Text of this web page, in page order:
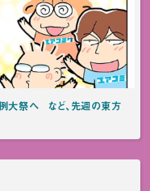
例大祭へ など、先週の東方